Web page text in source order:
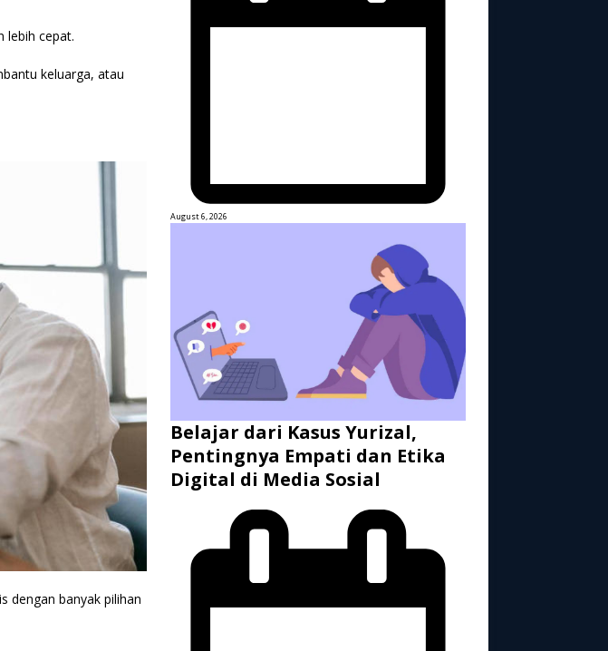
lebih cepat.
keluarga, atau
dengan banyak pilihan
August 6, 2026
Belajar dari Kasus Yurizal,
Pentingnya Empati dan Etika
Digital di Media Sosial